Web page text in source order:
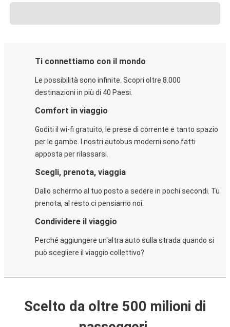
Ti connettiamo con il mondo
Le possibilità sono infinite. Scopri oltre 8.000
destinazioni in più di 40 Paesi.
Comfort in viaggio
Goditi il wi-fi gratuito, le prese di corrente e tanto spazio
per le gambe. I nostri autobus moderni sono fatti
apposta per rilassarsi.
Scegli, prenota, viaggia
Dallo schermo al tuo posto a sedere in pochi secondi. Tu
prenota, al resto ci pensiamo noi.
Condividere il viaggio
Perché aggiungere un'altra auto sulla strada quando si
può scegliere il viaggio collettivo?
Scelto da oltre 500 milioni di